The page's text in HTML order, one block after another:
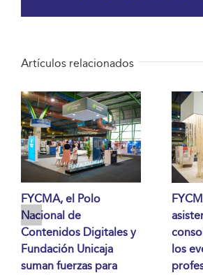
Artículos relacionados
FYCMA, el Polo
Nacional de
Contenidos Digitales y
Fundación Unicaja
suman fuerzas para
los